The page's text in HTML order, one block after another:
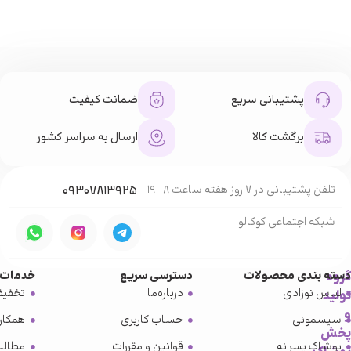
پشتیبانی سریع ضمانت کیفیت
برگشت کالا ارسال به سراسر کشور
گروه
تولید
و
پخش
دسته بندی محصولات
لباس نوزادی
سیسمونی
پوشاک پسرانه
دسترسی سریع
درباره‌ما
حساب کاربری
قوانین و مقررات
تلفن پشتیبانی در 7 روز هفته ساعت 8 -19 ۰۹۳۰۷۸۱۳۹۲۵
شبکه‌ اجتماعی کوکالو